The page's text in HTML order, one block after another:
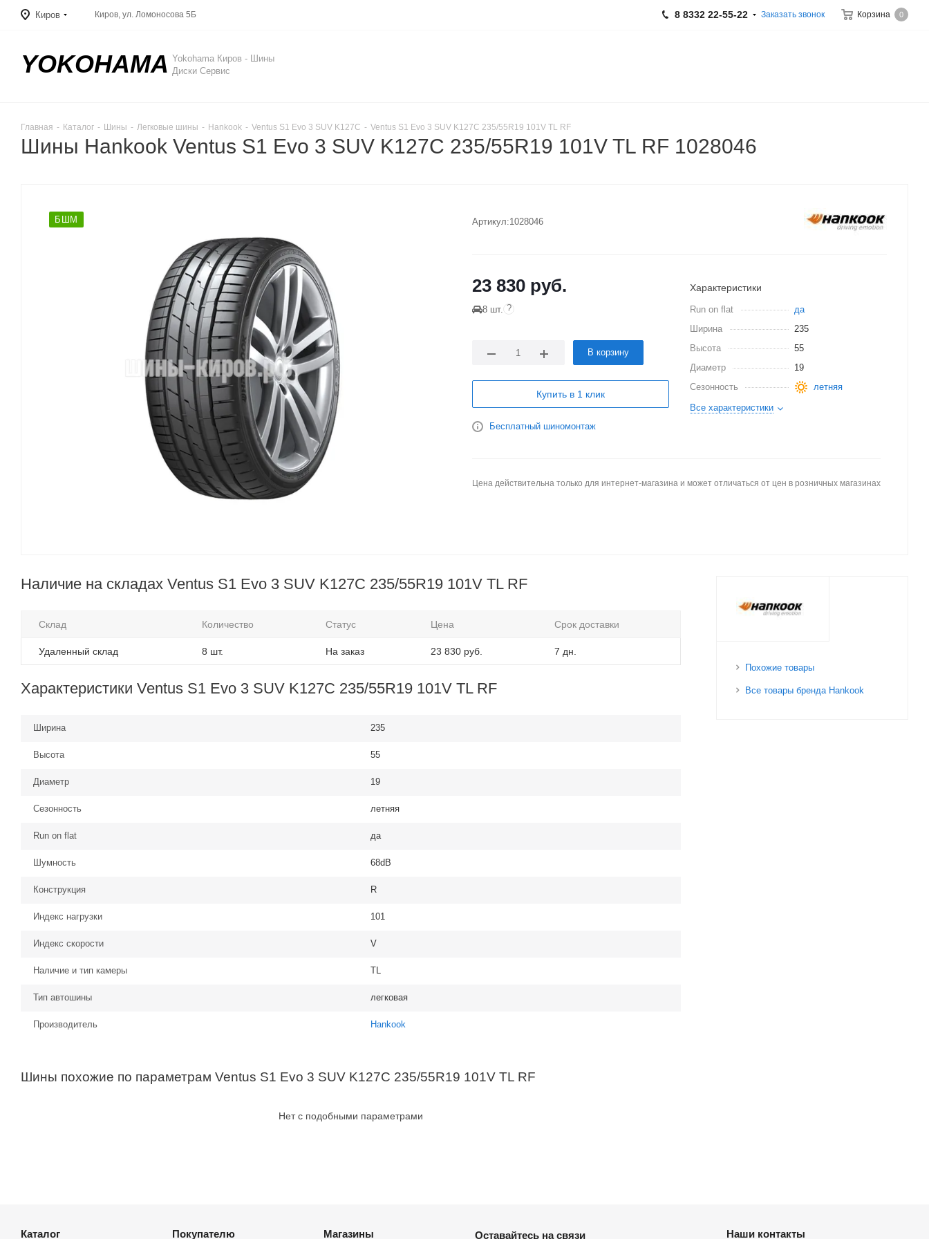
Киров Корзина 0
Киров, ул. Ломоносова 5Б 8 8332 22-55-22 Заказать звонок
YOKOHAMA Yokohama Киров - Шины
Диски Сервис
Главная - Каталог - Шины - Легковые шины - Hankook - Ventus S1 Evo 3 SUV K127C - Ventus S1 Evo 3 SUV K127C 235/55R19 101V TL RF
Шины Hankook Ventus S1 Evo 3 SUV K127C 235/55R19 101V TL RF 1028046
БШМ Артикул:1028046
23 830 руб.
8 шт. ?
В корзину
Купить в 1 клик
Бесплатный шиномонтаж
Характеристики
Run on flat
да
Ширина
235
Высота
55
Диаметр
19
Сезонность
летняя
Все характеристики
Цена действительна только для интернет-магазина и может отличаться от цен в розничных магазинах
Наличие на складах Ventus S1 Evo 3 SUV K127C 235/55R19 101V TL RF
Склад Количество Статус Цена Срок доставки
Удаленный склад 8 шт. На заказ 23 830 руб. 7 дн.
Характеристики Ventus S1 Evo 3 SUV K127C 235/55R19 101V TL RF
Ширина 235
Высота 55
Диаметр 19
Сезонность летняя
Run on flat да
Шумность 68dB
Конструкция R
Индекс нагрузки 101
Индекс скорости V
Наличие и тип камеры TL
Тип автошины легковая
Производитель Hankook
Шины похожие по параметрам Ventus S1 Evo 3 SUV K127C 235/55R19 101V TL RF
Нет с подобными параметрами
Похожие товары
Все товары бренда Hankook
Каталог Покупателю Магазины Оставайтесь на связи Наши контакты